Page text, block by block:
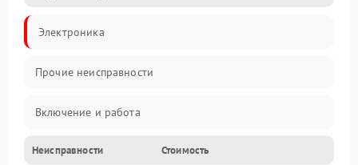
Электроника
Прочие неисправности
Включение и работа
Работа с нагрузкой
Неисправности Стоимость